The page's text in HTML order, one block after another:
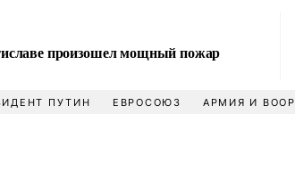
произошел мощный пожар
ПУТИН ЕВРОСОЮЗ АРМИЯ И